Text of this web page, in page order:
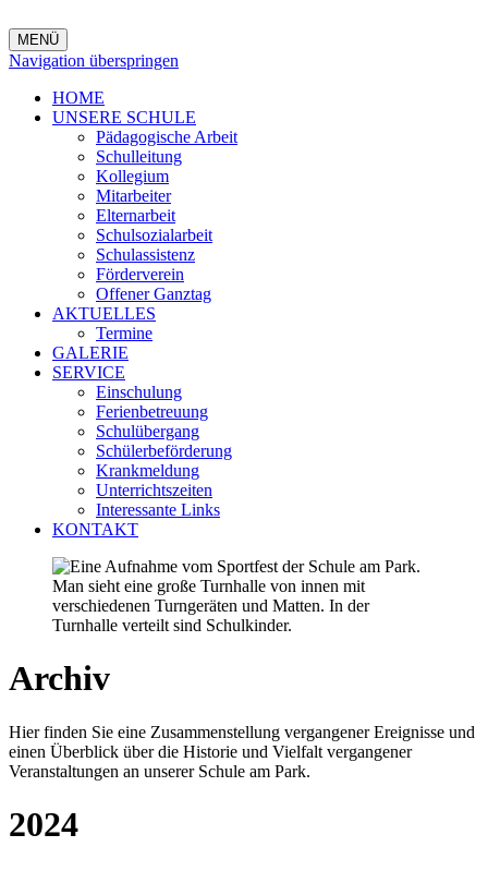
MENÜ
Navigation überspringen
HOME
UNSERE SCHULE
Pädagogische Arbeit
Schulleitung
Kollegium
Mitarbeiter
Elternarbeit
Schulsozialarbeit
Schulassistenz
Förderverein
Offener Ganztag
AKTUELLES
Termine
GALERIE
SERVICE
Einschulung
Ferienbetreuung
Schulübergang
Schülerbeförderung
Krankmeldung
Unterrichtszeiten
Interessante Links
KONTAKT
Archiv
Hier finden Sie eine Zusammenstellung vergangener Ereignisse und
einen Überblick über die Historie und Vielfalt vergangener
Veranstaltungen an unserer Schule am Park.
2024